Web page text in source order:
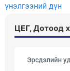
үнэлгээний дүн
ЦЕГ, Дотоод
Эрсдэлийн